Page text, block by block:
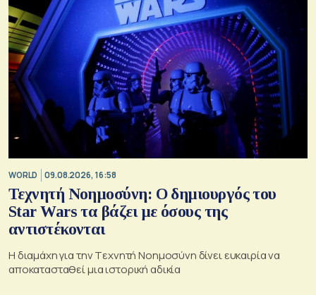
WORLD 09.08.2026, 16:58
Τεχνητή Νοημοσύνη: Ο δημιουργός του
Star Wars τα βάζει με όσους της
αντιστέκονται
Η διαμάχη για την Tεχνητή Nοημοσύνη δίνει ευκαιρία να
αποκατασταθεί μια ιστορική αδικία